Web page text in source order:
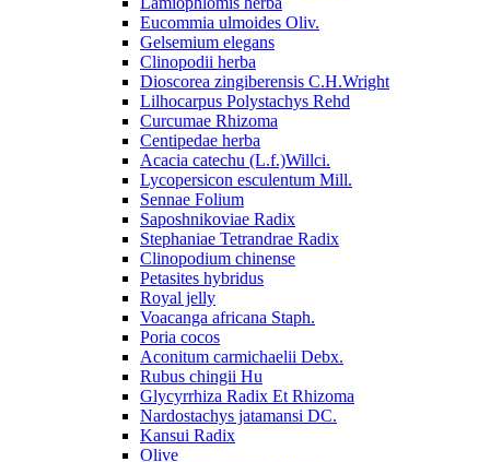
Eucommia ulmoides Oliv.
Gelsemium elegans
Clinopodii herba
Dioscorea zingiberensis C.H.Wright
Lilhocarpus Polystachys Rehd
Curcumae Rhizoma
Centipedae herba
Acacia catechu (L.f.)Willci.
Lycopersicon esculentum Mill.
Sennae Folium
Saposhnikoviae Radix
Stephaniae Tetrandrae Radix
Clinopodium chinense
Petasites hybridus
Royal jelly
Voacanga africana Staph.
Poria cocos
Aconitum carmichaelii Debx.
Rubus chingii Hu
Glycyrrhiza Radix Et Rhizoma
Nardostachys jatamansi DC.
Kansui Radix
Olive